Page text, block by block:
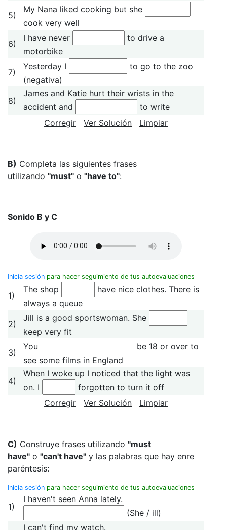
5)
My Nana liked cooking but she
cook very well
6)
I have never
to drive a
motorbike
7)
Yesterday I
to go to the zoo
(negativa)
8)
James and Katie hurt their wrists in the
accident and
to write
Corregir
Ver Solución Limpiar
B) Completa las siguientes frases
utilizando "must" o "have to":
Sonido B y C
Inicia sesión para hacer seguimiento de tus autoevaluaciones
1)
The shop
have nice clothes. There is
always a queue
2)
Jill is a good sportswoman. She
keep very fit
3)
You
be 18 or over to
see some films in England
4)
When I woke up I noticed that the light was
on. I
forgotten to turn it off
Corregir
Ver Solución Limpiar
C) Construye frases utilizando "must
have" o "can't have" y las palabras que hay enre
paréntesis:
Inicia sesión para hacer seguimiento de tus autoevaluaciones
1)
I haven't seen Anna lately.
(She / ill)
I can't find my watch.